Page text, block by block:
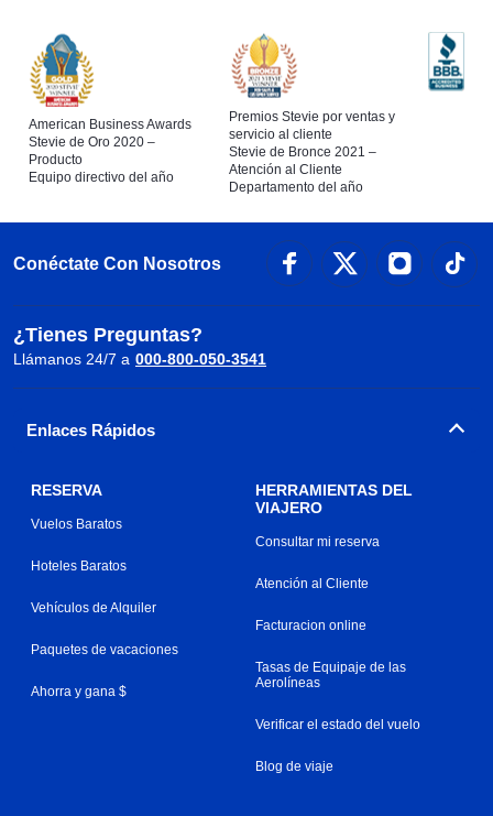
American Business Awards
Stevie de Oro 2020 –
Producto
Equipo directivo del año
Premios Stevie por ventas y
servicio al cliente
Stevie de Bronce 2021 –
Atención al Cliente
Departamento del año
Conéctate Con Nosotros
¿Tienes Preguntas?
Llámanos 24/7 a 000-800-050-3541
Enlaces Rápidos
RESERVA
Vuelos Baratos
Hoteles Baratos
Vehículos de Alquiler
Paquetes de vacaciones
Ahorra y gana $
HERRAMIENTAS DEL
VIAJERO
Consultar mi reserva
Atención al Cliente
Facturacion online
Tasas de Equipaje de las
Aerolíneas
Verificar el estado del vuelo
Blog de viaje